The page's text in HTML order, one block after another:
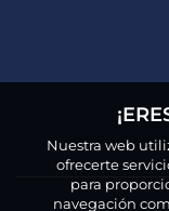
Nuestra web
ofrecerte
para
navegación